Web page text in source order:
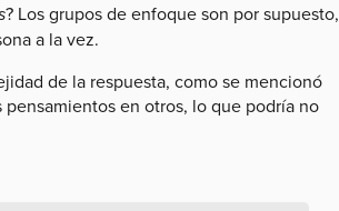
? Los grupos de enfoque son por supuesto,
a la vez.
de la respuesta, como se mencionó
en otros, lo que podría no